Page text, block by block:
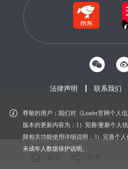
尊敬的用户：我们对《Leader官网个人
版本的更新内容为：1）完善/更新个人
限相关功能使用详细说明；3）完善个
未成年人数据保护说明。
法律声明 联系我们
© 2012-2026 Leader.com.cn.
鲁ICP备